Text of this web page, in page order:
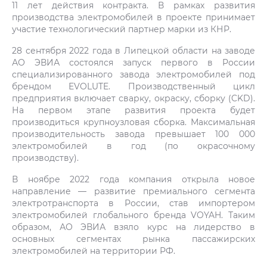
11 лет действия контракта. В рамках развития
производства электромобилей в проекте принимает
участие технологический партнер марки из КНР.
28 сентября 2022 года в Липецкой области на заводе
АО ЭВИА состоялся запуск первого в России
специализированного завода электромобилей под
брендом EVOLUTE. Производственный цикл
предприятия включает сварку, окраску, сборку (CKD).
На первом этапе развития проекта будет
производиться крупноузловая сборка. Максимальная
производительность завода превышает 100 000
электромобилей в год (по окрасочному
производству).
В ноябре 2022 года компания открыла новое
направление — развитие премиального сегмента
электротранспорта в России, став импортером
электромобилей глобального бренда VOYAH. Таким
образом, АО ЭВИА взяло курс на лидерство в
основных сегментах рынка пассажирских
электромобилей на территории РФ.